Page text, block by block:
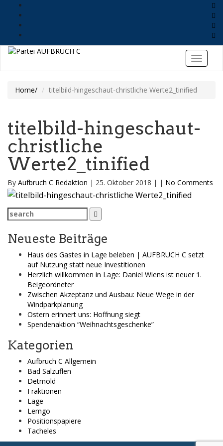
Home titelbild-hingeschaut-christliche Werte2_tinified
titelbild-hingeschaut-
christliche
Werte2_tinified
By Aufbruch C Redaktion | 25. Oktober 2018 | | No Comments
Search
for:
Neueste Beiträge
Haus des Gastes in Lage beleben | AUFBRUCH C setzt
auf Nutzung statt neue Investitionen
Herzlich willkommen in Lage: Daniel Wiens ist neuer 1.
Beigeordneter
Zwischen Akzeptanz und Ausbau: Neue Wege in der
Windparkplanung
Ostern erinnert uns: Hoffnung siegt
Spendenaktion “Weihnachtsgeschenke”
Kategorien
Aufbruch C Allgemein
Bad Salzuflen
Detmold
Fraktionen
Lage
Lemgo
Positionspapiere
Tacheles